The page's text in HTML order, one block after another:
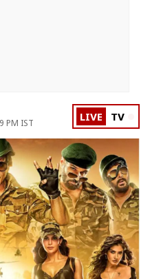
PM IST LIVE TV